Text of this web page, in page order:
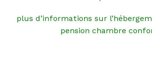
plus d’informations sur
pension chambre